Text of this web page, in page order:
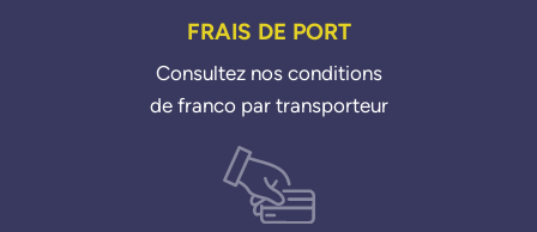
FRAIS DE PORT
Consultez nos conditions
de franco par transporteur